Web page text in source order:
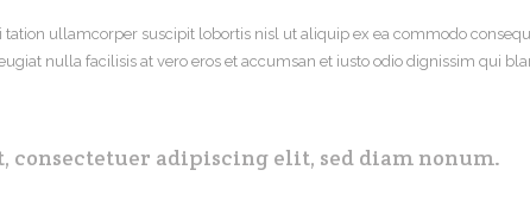
ullamcorper suscipit lobortis nisl ut aliquip ex ea commodo
nulla facilisis at vero eros et accumsan et iusto odio dignissim qui
consectetuer adipiscing elit, sed diam nonum.